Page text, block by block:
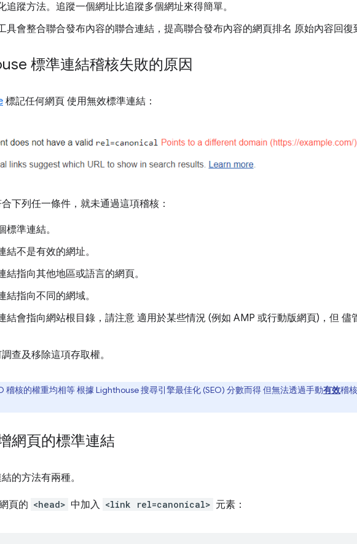
追蹤方法。追蹤一個網址比追蹤多個網址來得簡單。
具會整合聯合發布內容的聯合連結，提高聯合發布內容的網頁排名 原始內容回復
標準連結稽核失敗的原因
標記任何網頁 使用無效標準連結：
下列任一條件，就未通過這項稽核：
標準連結。
結不是有效的網址。
結指向其他地區或語言的網頁。
結指向不同的網域。
結會指向網站根目錄，請注意 適用於某些情況 (例如 AMP 或行動版網頁)，但 儘
查及移除這項存取權。
稽核的權重均相等 根據 Lighthouse 搜尋引擎最佳化 (SEO) 分數而得 但無法透過手動有效稽
網頁的標準連結
的方法有兩種。
頁的 <head> 中加入 <link rel=canonical> 元素：